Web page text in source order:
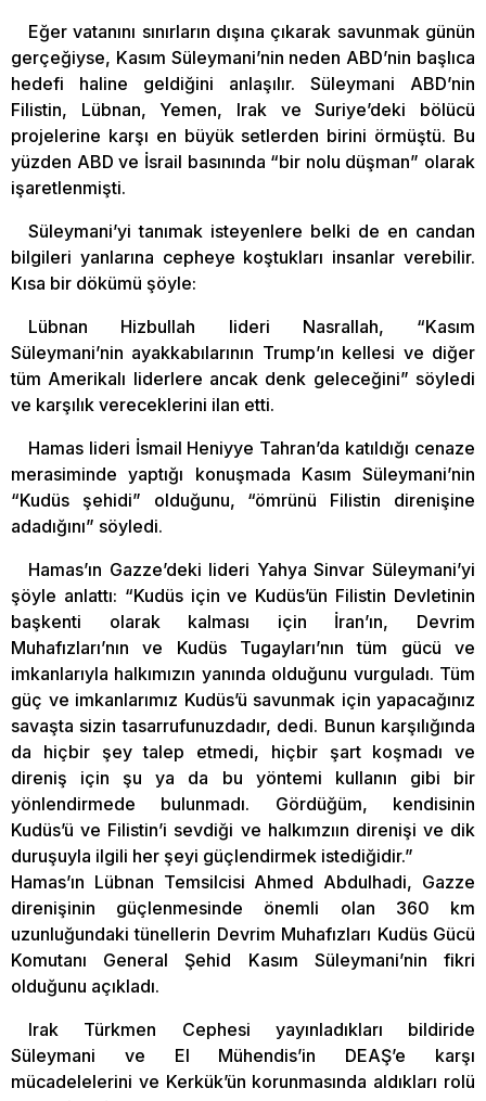
Eğer vatanını sınırların dışına çıkarak savunmak günün
gerçeğiyse, Kasım Süleymani’nin neden ABD’nin başlıca
hedefi haline geldiğini anlaşılır. Süleymani ABD’nin
Filistin, Lübnan, Yemen, Irak ve Suriye’deki bölücü
projelerine karşı en büyük setlerden birini örmüştü. Bu
yüzden ABD ve İsrail basınında “bir nolu düşman” olarak
işaretlenmişti.
Süleymani’yi tanımak isteyenlere belki de en candan
bilgileri yanlarına cepheye koştukları insanlar verebilir.
Kısa bir dökümü şöyle:
Lübnan Hizbullah lideri Nasrallah, “Kasım
Süleymani’nin ayakkabılarının Trump’ın kellesi ve diğer
tüm Amerikalı liderlere ancak denk geleceğini” söyledi
ve karşılık vereceklerini ilan etti.
Hamas lideri İsmail Heniyye Tahran’da katıldığı cenaze
merasiminde yaptığı konuşmada Kasım Süleymani’nin
“Kudüs şehidi” olduğunu, “ömrünü Filistin direnişine
adadığını” söyledi.
Hamas’ın Gazze’deki lideri Yahya Sinvar Süleymani’yi
şöyle anlattı: “Kudüs için ve Kudüs’ün Filistin Devletinin
başkenti olarak kalması için İran’ın, Devrim
Muhafızları’nın ve Kudüs Tugayları’nın tüm gücü ve
imkanlarıyla halkımızın yanında olduğunu vurguladı. Tüm
güç ve imkanlarımız Kudüs’ü savunmak için yapacağınız
savaşta sizin tasarrufunuzdadır, dedi. Bunun karşılığında
da hiçbir şey talep etmedi, hiçbir şart koşmadı ve
direniş için şu ya da bu yöntemi kullanın gibi bir
yönlendirmede bulunmadı. Gördüğüm, kendisinin
Kudüs’ü ve Filistin’i sevdiği ve halkımzıın direnişi ve dik
duruşuyla ilgili her şeyi güçlendirmek istediğidir.”
Hamas’ın Lübnan Temsilcisi Ahmed Abdulhadi, Gazze
direnişinin güçlenmesinde önemli olan 360 km
uzunluğundaki tünellerin Devrim Muhafızları Kudüs Gücü
Komutanı General Şehid Kasım Süleymani’nin fikri
olduğunu açıkladı.
Irak Türkmen Cephesi yayınladıkları bildiride
Süleymani ve El Mühendis’in DEAŞ’e karşı
mücadelelerini ve Kerkük’ün korunmasında aldıkları rolü